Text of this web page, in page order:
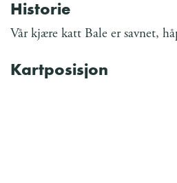
Historie
Vår kjære katt Bale er savnet,
Kartposisjon